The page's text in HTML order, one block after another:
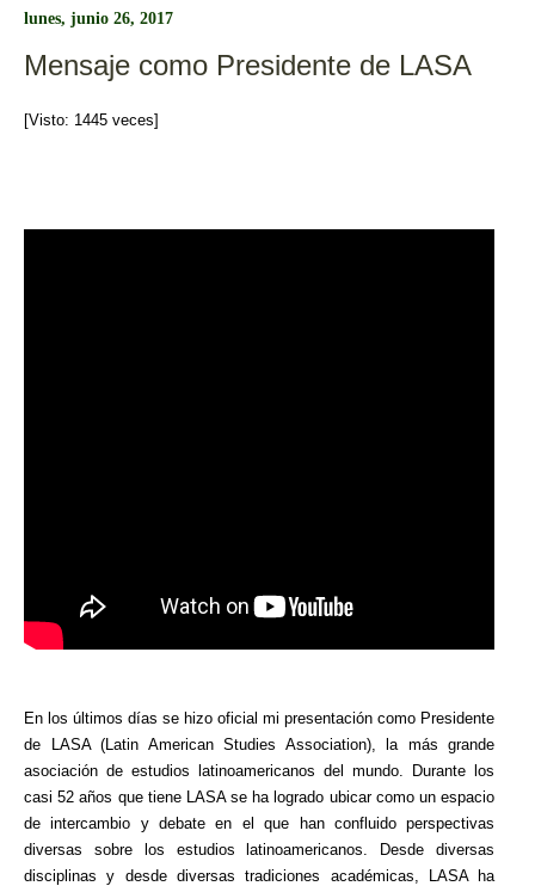
o
k
lunes, junio 26, 2017
Mensaje como Presidente de LASA
[Visto: 1445 veces]
En los últimos días se hizo oficial mi presentación como Presidente
de LASA (Latin American Studies Association), la más grande
asociación de estudios latinoamericanos del mundo. Durante los
casi 52 años que tiene LASA se ha logrado ubicar como un espacio
de intercambio y debate en el que han confluido perspectivas
diversas sobre los estudios latinoamericanos. Desde diversas
disciplinas y desde diversas tradiciones académicas, LASA ha